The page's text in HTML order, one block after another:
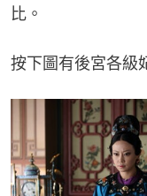
比。
按下圖有後宮各級